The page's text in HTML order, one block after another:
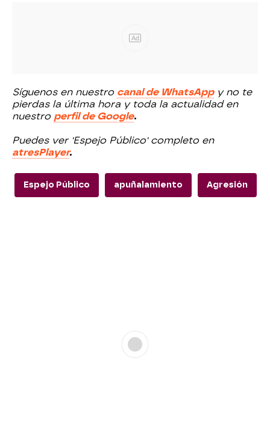
Ad
Síguenos en nuestro canal de WhatsAppy no te
pierdas la última hora y toda la actualidad en
nuestro perfil de Google.
Puedes ver 'Espejo Público' completo en
atresPlayer.
Espejo Público apuñalamiento Agresión